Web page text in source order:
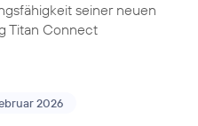
seiner neuen
Titan Connect
2026